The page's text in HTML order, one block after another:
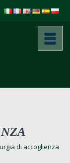
di accoglienza